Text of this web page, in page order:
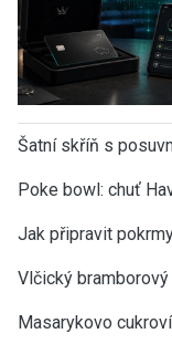
Šatní skříň s
Poke bowl: chuť
Jak připravit
Vlčický
Masarykovo